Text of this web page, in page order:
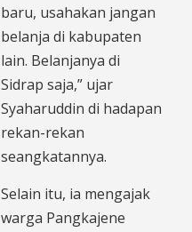
baru, usahakan jangan
belanja di kabupaten
lain. Belanjanya di
Sidrap saja,” ujar
Syaharuddin di hadapan
rekan-rekan
seangkatannya.
Selain itu, ia mengajak
warga Pangkajene